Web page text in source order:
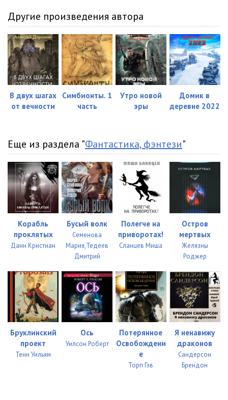
Другие произведения автора
В двух шагах
от вечности
Симбионты. 1
часть
Утро новой
эры
Домик в
деревне 2022
Еще из раздела "Фантастика, фэнтези"
Корабль
проклятых
Данн Кристиан
Бусый волк
Семенова
Мария,Тедеев
Дмитрий
Полегче на
приворотах!
Сланцев Миша
Остров
мертвых
Желязны
Роджер
Бруклинский
проект
Тенн Уильям
Ось
Уилсон Роберт
Потерянное
Освобождени
е
Торп Гэв
Я ненавижу
драконов
Сандерсон
Брендон